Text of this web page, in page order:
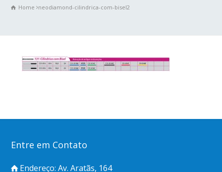
Home neodiamond-cilindrica-com-bisel2
Entre em Contato
Endereço: Av. Aratãs, 164